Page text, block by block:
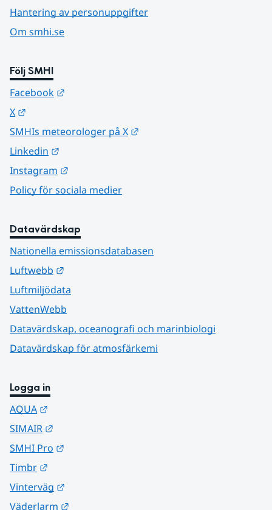
Hantering av personuppgifter
Om smhi.se
Följ SMHI
Facebook
X
SMHIs meteorologer på X
Linkedin
Instagram
Policy för sociala medier
Datavärdskap
Nationella emissionsdatabasen
Luftwebb
Luftmiljödata
VattenWebb
Datavärdskap, oceanografi och marinbiologi
Datavärdskap för atmosfärkemi
Logga in
AQUA
SIMAIR
SMHI Pro
Timbr
Vinterväg
Väderlarm